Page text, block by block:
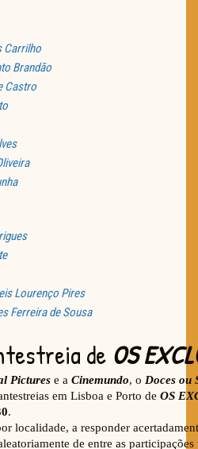
Carrilho
Brandão
Castro
Lourenço Pires
Ferreira de Sousa